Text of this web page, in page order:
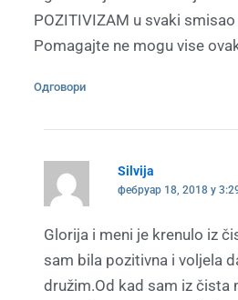
POZITIVIZAM u svaki
Pomagajte ne mogu vise
Одговори
Silvija
фебруар 18, 2018 у
Glorija i meni je krenulo iz
sam bila pozitivna i voljela
družim.Od kad sam iz čista